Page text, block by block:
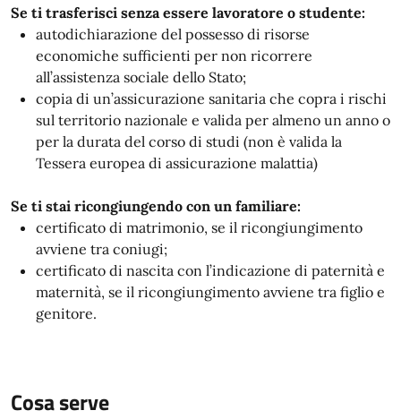
Se ti trasferisci senza essere lavoratore o studente:
autodichiarazione del possesso di risorse
economiche sufficienti per non ricorrere
all’assistenza sociale dello Stato;
copia di un’assicurazione sanitaria che copra i rischi
sul territorio nazionale e valida per almeno un anno o
per la durata del corso di studi (non è valida la
Tessera europea di assicurazione malattia)
Se ti stai ricongiungendo con un familiare:
certificato di matrimonio, se il ricongiungimento
avviene tra coniugi;
certificato di nascita con l’indicazione di paternità e
maternità, se il ricongiungimento avviene tra figlio e
genitore.
Cosa serve